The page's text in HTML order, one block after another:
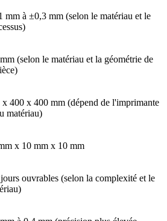
mm à ±0,3 mm (selon le matériau et le
(selon le matériau et la géométrie de
x 400 x 400 mm (dépend de l'imprimante
matériau)
x 10 mm x 10 mm
ouvrables (selon la complexité et le